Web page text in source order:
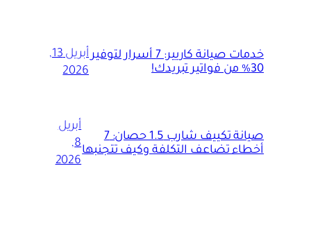
خدمات صيانة كاريير: 7 أسرار لتوفير
30% من فواتير تبريدك!
أبريل 13,
2026
صيانة تكييف شارب 1.5 حصان: 7
أخطاء تضاعف التكلفة وكيف تتجنبها
أبريل
8,
2026